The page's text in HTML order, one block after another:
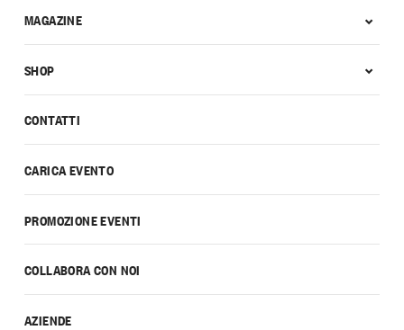
CONTATTI
CARICA EVENTO
PROMOZIONE EVENTI
COLLABORA CON NOI
AZIENDE
MAGAZINE
SHOP